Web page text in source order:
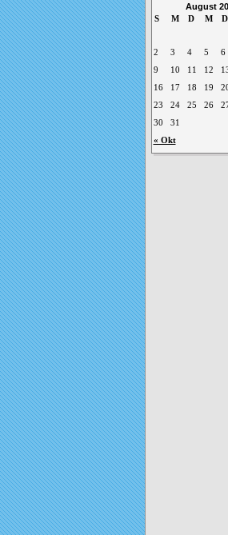
August
S M D M D
« Okt
2
3 4 5 6
9
10 11 12
16
17 18 19
23
24 25 26
30
31